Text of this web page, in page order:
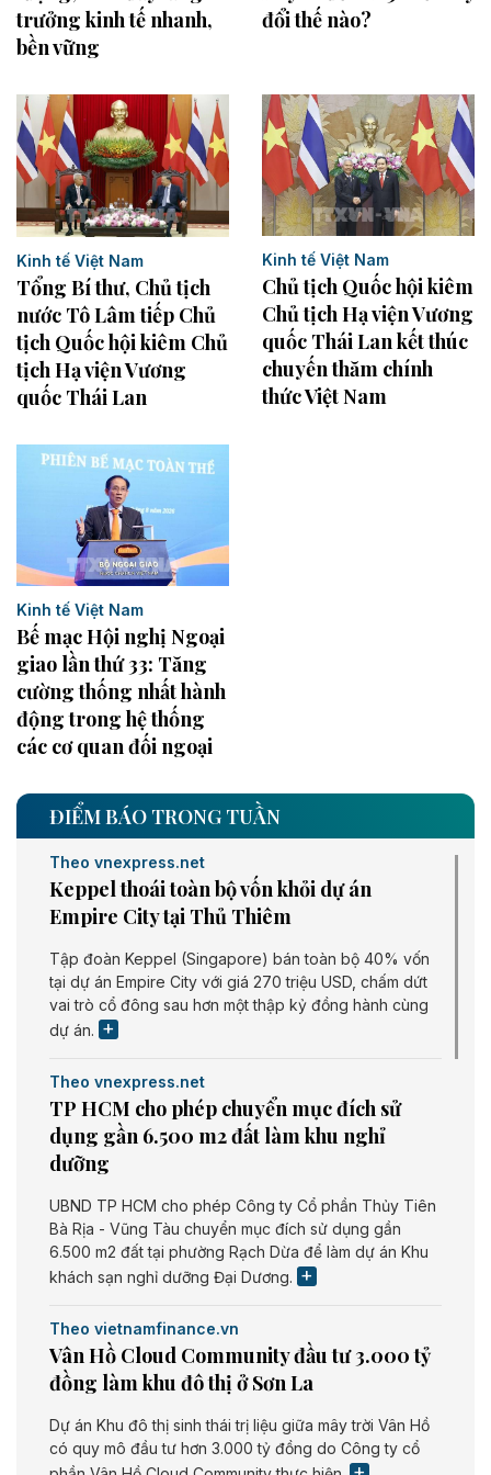
trưởng kinh tế nhanh,
bền vững
đổi thế nào?
Kinh tế Việt Nam
Tổng Bí thư, Chủ tịch
nước Tô Lâm tiếp Chủ
tịch Quốc hội kiêm Chủ
tịch Hạ viện Vương
quốc Thái Lan
Kinh tế Việt Nam
Chủ tịch Quốc hội kiêm
Chủ tịch Hạ viện Vương
quốc Thái Lan kết thúc
chuyến thăm chính
thức Việt Nam
Kinh tế Việt Nam
Bế mạc Hội nghị Ngoại
giao lần thứ 33: Tăng
cường thống nhất hành
động trong hệ thống
các cơ quan đối ngoại
ĐIỂM BÁO TRONG TUẦN
Theo vnexpress.net
Keppel thoái toàn bộ vốn khỏi dự án
Empire City tại Thủ Thiêm
Tập đoàn Keppel (Singapore) bán toàn bộ 40% vốn
tại dự án Empire City với giá 270 triệu USD, chấm dứt
vai trò cổ đông sau hơn một thập kỷ đồng hành cùng
dự án.
Theo vnexpress.net
TP HCM cho phép chuyển mục đích sử
dụng gần 6.500 m2 đất làm khu nghỉ
dưỡng
UBND TP HCM cho phép Công ty Cổ phần Thủy Tiên
Bà Rịa - Vũng Tàu chuyển mục đích sử dụng gần
6.500 m2 đất tại phường Rạch Dừa để làm dự án Khu
khách sạn nghỉ dưỡng Đại Dương.
Theo vietnamfinance.vn
Vân Hồ Cloud Community đầu tư 3.000 tỷ
đồng làm khu đô thị ở Sơn La
Dự án Khu đô thị sinh thái trị liệu giữa mây trời Vân Hồ
có quy mô đầu tư hơn 3.000 tỷ đồng do Công ty cổ